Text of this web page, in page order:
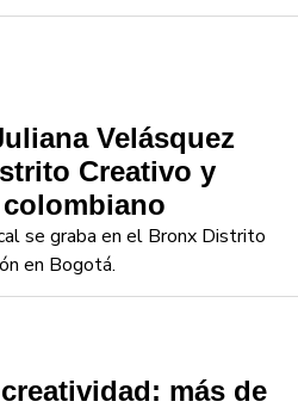
Velásquez
Creativo y
se graba en el Bronx Distrito
en Bogotá.
más de